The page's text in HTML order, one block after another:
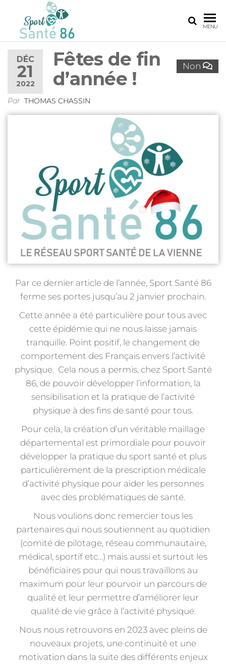
SANTÉ
86
santé
de la
Vienne
MENU
DÉC
21
2022
Non
Fêtes de fin
d’année !
Par THOMAS CHASSIN
Par ce dernier article de l’année, Sport Santé 86
ferme ses portes jusqu’au 2 janvier prochain.
Cette année a été particulière pour tous avec
cette épidémie qui ne nous laisse jamais
tranquille. Point positif, le changement de
comportement des Français envers l’activité
physique. Cela nous a permis, chez Sport Santé
86, de pouvoir développer l’information, la
sensibilisation et la pratique de l’activité
physique à des fins de santé pour tous.
Pour cela, la création d’un véritable maillage
départemental est primordiale pour pouvoir
développer la pratique du sport santé et plus
particulièrement de la prescription médicale
d’activité physique pour aider les personnes
avec des problématiques de santé.
Nous voulions donc remercier tous les
partenaires qui nous soutiennent au quotidien
(comité de pilotage, réseau communautaire,
médical, sportif etc…) mais aussi et surtout les
bénéficiaires pour qui nous travaillons au
maximum pour leur pourvoir un parcours de
qualité et leur permettre d’améliorer leur
qualité de vie grâce à l’activité physique.
Nous nous retrouvons en 2023 avec pleins de
nouveaux projets, une continuité et une
motivation dans la suite des différents enjeux